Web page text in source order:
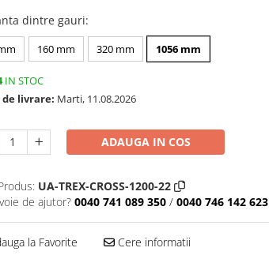
dintre gauri:
160 mm 320 mm 1056 mm
IN STOC
de livrare: Marti, 11.08.2026
ADAUGA IN COS
UA-TREX-CROSS-1200-22
de ajutor? 0040 741 089 350 / 0040 746 142 623
la Favorite Cere informatii